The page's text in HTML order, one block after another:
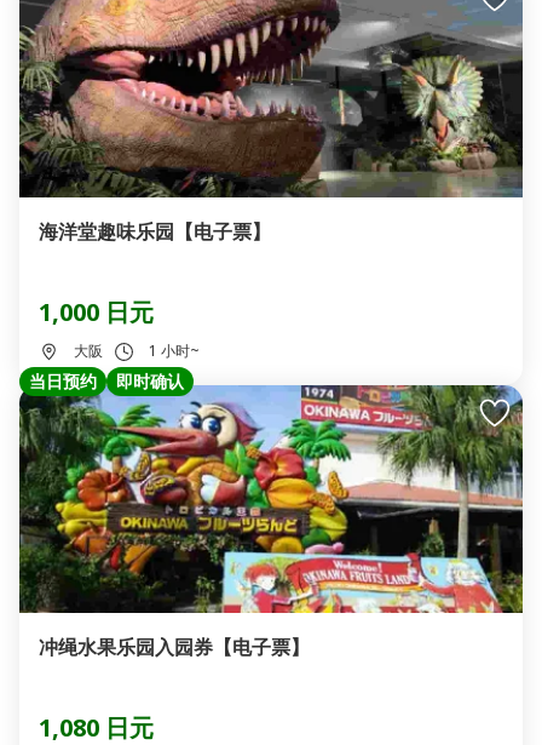
海洋堂趣味乐园【电子票】
1,000 日元
大阪 1 小时~
当日预约 即时确认
冲绳水果乐园入园券【电子票】
1,080 日元